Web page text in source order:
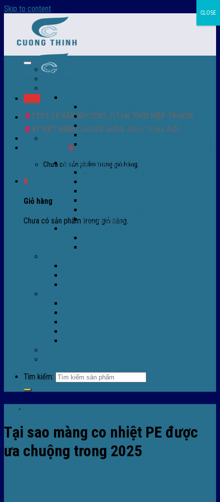
Skip to content
177/1 LÊ VĂN KHƯƠNG, P.TÂN THỚI HIỆP TP.HCM
47 VIỆT HÙNG, HUYỆN ĐÔNG ANH, TP.HÀ NỘI
0932 756 950
0
Chưa có sản phẩm trong giỏ hàng.
0
Giỏ hàng
Chưa có sản phẩm trong giỏ hàng.
Trang chủ – Màng co POF
Màng co PVC
Màng quấn PALLET- màng PE- màng chit
Màng skinpack - skinfilm - hút sát da
Máy bọc màng co POF
Phụ tùng thay thế
Tìm kiếm:
,
Tại sao màng co nhiệt PE được
ưa chuộng trong 2025
CLOSE